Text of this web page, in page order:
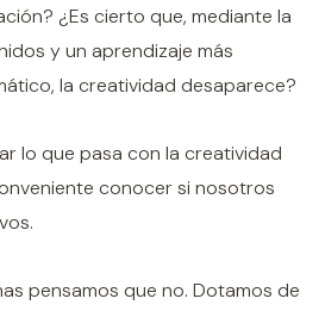
¿Es cierto que, mediante la
y un aprendizaje más
la creatividad desaparece?
lo que pasa con la creatividad
conocer si nosotros
pensamos que no. Dotamos de